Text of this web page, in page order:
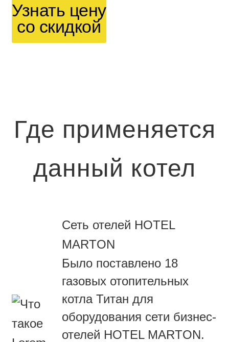
Узнать цену
со скидкой
Где применяется
данный котел
Сеть отелей HOTEL
MARTON
Было поставлено 18
газовых отопительных
котла Титан для
оборудования сети бизнес-
отелей HOTEL MARTON.